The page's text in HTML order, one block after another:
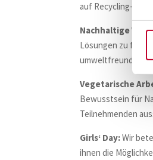
auf Recycling-
Nachhaltige
Lösungen zu
Vegetarische
Bewusstsein für
Teilnehmenden
Girls‘ Day:Wir
ihnen die